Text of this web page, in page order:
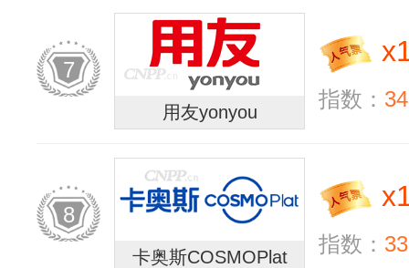
7
用友yonyou
x
指数：
8
卡奥斯COSMOPlat
x
指数：